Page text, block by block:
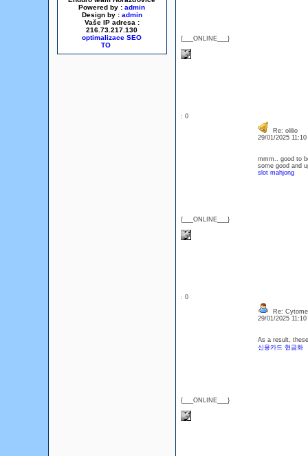
Powered by : admin
Design by : admin
Vaše IP adresa :
216.73.217.130
optimalizace SEO
{___ONLINE___}
: 0
{___ONLINE___}
Re: olilio
29/01/2025
mmm.. good to
some good and
slot mahjong
: 0
{___ONLINE___}
Re:
29/01/2025
As a result,
신용카드 현금화